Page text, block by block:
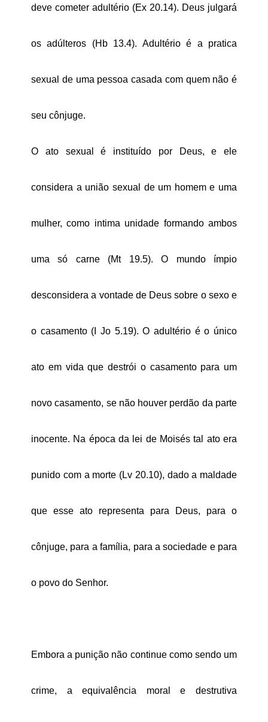
deve cometer adultério (Ex 20.14). Deus julgará
os adúlteros (Hb 13.4). Adultério é a pratica
sexual de uma pessoa casada com quem não é
seu cônjuge.
O ato sexual é instituído por Deus, e ele
considera a união sexual de um homem e uma
mulher, como intima unidade formando ambos
uma só carne (Mt 19.5). O mundo ímpio
desconsidera a vontade de Deus sobre o sexo e
o casamento (I Jo 5.19). O adultério é o único
ato em vida que destrói o casamento para um
novo casamento, se não houver perdão da parte
inocente. Na época da lei de Moisés tal ato era
punido com a morte (Lv 20.10), dado a maldade
que esse ato representa para Deus, para o
cônjuge, para a família, para a sociedade e para
o povo do Senhor.
Embora a punição não continue como sendo um
crime, a equivalência moral e destrutiva